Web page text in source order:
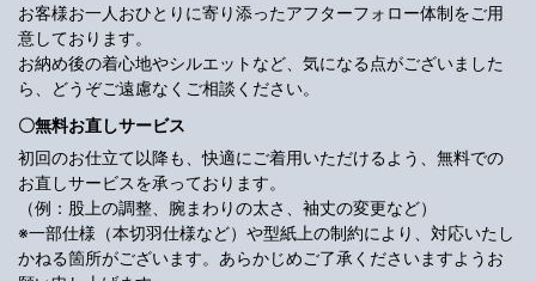
お客様お一人おひとりに寄り添ったアフターフォロー体制をご用
意しております。
お納め後の着心地やシルエットなど、気になる点がございました
ら、どうぞご遠慮なくご相談ください。
〇無料お直しサービス
初回のお仕立て以降も、快適にご着用いただけるよう、無料での
お直しサービスを承っております。
（例：股上の調整、腕まわりの太さ、袖丈の変更など）
※一部仕様（本切羽仕様など）や型紙上の制約により、対応いたし
かねる箇所がございます。あらかじめご了承くださいますようお